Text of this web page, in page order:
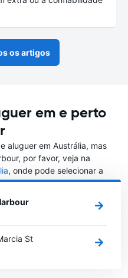
os artigos
em e perto
aluguer em Austrália, mas
por favor, veja na
, onde pode selecionar a
de alugar um carro
St